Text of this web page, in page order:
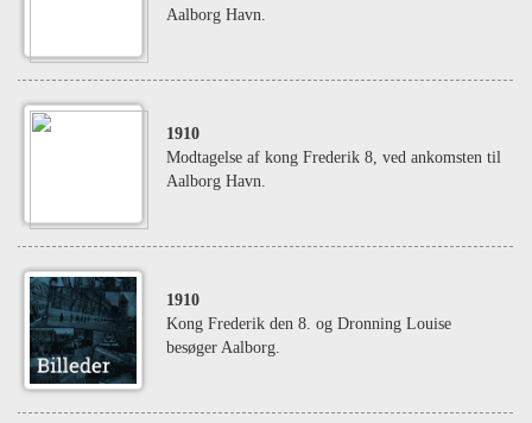
Aalborg Havn.
1910
Modtagelse af kong Frederik 8, ved ankomsten til
Aalborg Havn.
1910
Kong Frederik den 8. og Dronning Louise
besøger Aalborg.